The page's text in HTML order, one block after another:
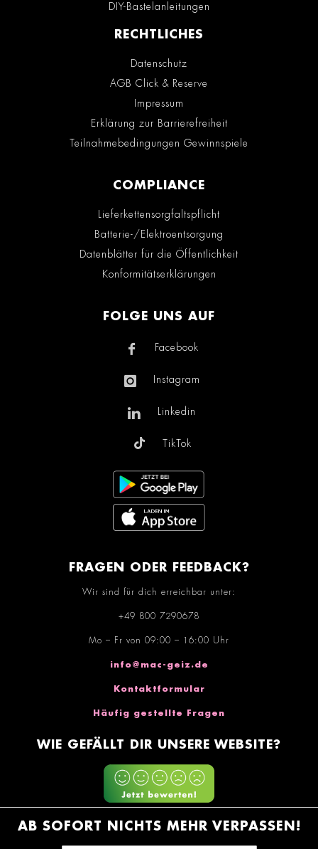
DIY-Bastelanleitungen
RECHTLICHES
Datenschutz
AGB Click & Reserve
Impressum
Erklärung zur Barrierefreiheit
Teilnahmebedingungen Gewinnspiele
COMPLIANCE
Lieferkettensorgfaltspflicht
Batterie-/Elektroentsorgung
Datenblätter für die Öffentlichkeit
Konformitätserklärungen
FOLGE UNS AUF
Facebook
Instagram
Linkedin
TikTok
FRAGEN ODER FEEDBACK?
Wir sind für dich erreichbar unter:
+49 800 7290678
Mo – Fr von 09:00 – 16:00 Uhr
info@mac-geiz.de
Kontaktformular
Häufig gestellte Fragen
WIE GEFÄLLT DIR UNSERE WEBSITE?
AB SOFORT NICHTS MEHR VERPASSEN!